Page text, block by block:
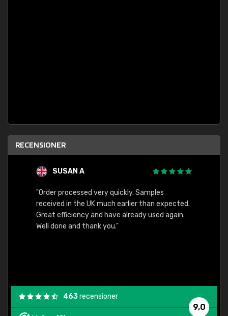
RECENSIONER
SUSAN A
"Order processed very quickly. Samples
received in the UK much earlier than expected.
Great efficiency and have already used again.
Well done and thank you."
9,0
463recensioner